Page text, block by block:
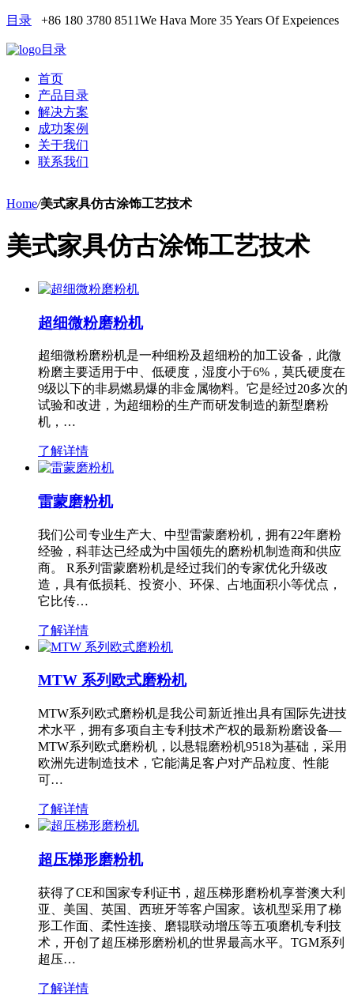
目录 +86 180 3780 8511We Hava More 35 Years Of Expeiences
目录
首页
产品目录
解决方案
成功案例
关于我们
联系我们
Home/美式家具仿古涂饰工艺技术
美式家具仿古涂饰工艺技术
超细微粉磨粉机
超细微粉磨粉机是一种细粉及超细粉的加工设备，此微
粉磨主要适用于中、低硬度，湿度小于6%，莫氏硬度在
9级以下的非易燃易爆的非金属物料。它是经过20多次的
试验和改进，为超细粉的生产而研发制造的新型磨粉
机，…
了解详情
雷蒙磨粉机
我们公司专业生产大、中型雷蒙磨粉机，拥有22年磨粉
经验，科菲达已经成为中国领先的磨粉机制造商和供应
商。 R系列雷蒙磨粉机是经过我们的专家优化升级改
造，具有低损耗、投资小、环保、占地面积小等优点，
它比传…
了解详情
MTW 系列欧式磨粉机
MTW系列欧式磨粉机是我公司新近推出具有国际先进技
术水平，拥有多项自主专利技术产权的最新粉磨设备—
MTW系列欧式磨粉机，以悬辊磨粉机9518为基础，采用
欧洲先进制造技术，它能满足客户对产品粒度、性能
可…
了解详情
超压梯形磨粉机
获得了CE和国家专利证书，超压梯形磨粉机享誉澳大利
亚、美国、英国、西班牙等客户国家。该机型采用了梯
形工作面、柔性连接、磨辊联动增压等五项磨机专利技
术，开创了超压梯形磨粉机的世界最高水平。TGM系列
超压…
了解详情